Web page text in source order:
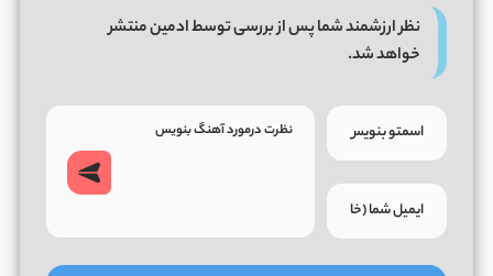
نظر ارزشمند شما پس از بررسی توسط ادمین منتشر
خواهد شد.